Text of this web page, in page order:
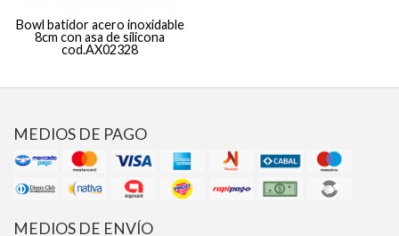
Bowl batidor acero inoxidable
8cm con asa de silicona
cod.AX02328
MEDIOS DE PAGO
MEDIOS DE ENVÍO